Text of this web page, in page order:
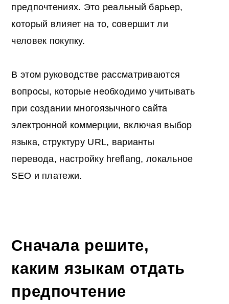
предпочтениях. Это реальный барьер,
который влияет на то, совершит ли
человек покупку.
В этом руководстве рассматриваются
вопросы, которые необходимо учитывать
при создании многоязычного сайта
электронной коммерции, включая выбор
языка, структуру URL, варианты
перевода, настройку hreflang, локальное
SEO и платежи.
Сначала решите,
каким языкам отдать
предпочтение